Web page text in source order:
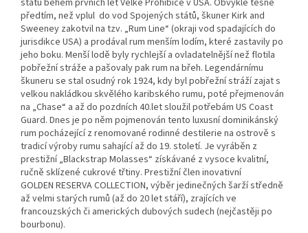
států během prvních let Velké Prohibice v USA. Obvykle těsně
předtím, než vplul do vod Spojených států, škuner Kirk and
Sweeney zakotvil na tzv. „Rum Line“ (okraji vod spadajících do
jurisdikce USA) a prodával rum menším lodím, které zastavily po
jeho boku. Menší lodě byly rychlejší a ovladatelnější než flotila
pobřežní stráže a pašovaly pak rum na břeh. Legendárnímu
škuneru se stal osudný rok 1924, kdy byl pobřežní stráží zajat s
velkou nakládkou skvělého karibského rumu, poté přejmenován
na „Chase“ a až do pozdních 40.let sloužil potřebám US Coast
Guard. Dnes je po něm pojmenován tento luxusní dominikánský
rum pocházející z renomované rodinné destilerie na ostrově s
tradicí výroby rumu sahající až do 19. století. Je vyráběn z
prestižní „Blackstrap Molasses“ získávané z vysoce kvalitní,
ručně sklízené cukrové třtiny. Prestižní člen inovativní
GOLDEN RESERVA COLLECTION, výběr jedinečných šarží středně
až velmi starých rumů (až do 20 let stáří), zrajících ve
francouzských či amerických dubových sudech (nejčastěji po
bourbonu).